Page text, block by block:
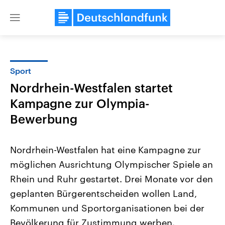
Close
Landtagswahl Sachsen-Anhalt
2026
Alle Informationen
Sachsen-Anhalt wählt am 6.
September 2026 einen neuen
Landtag. Seit 2021 wird das
Bundesland von einer Koalition aus
USA
Aktuelle Beiträge,
Hintergründe
Wirtschaftlich und
gehören die Vereinigten
mit großem Einfluss auf
Sport
Nordrhein-Westfalen startet
Kampagne zur Olympia-
Bewerbung
Nordrhein-Westfalen hat eine Kampagne zur
möglichen Ausrichtung Olympischer Spiele an
Rhein und Ruhr gestartet. Drei Monate vor den
geplanten Bürgerentscheiden wollen Land,
Kommunen und Sportorganisationen bei der
Bevölkerung für Zustimmung werben.